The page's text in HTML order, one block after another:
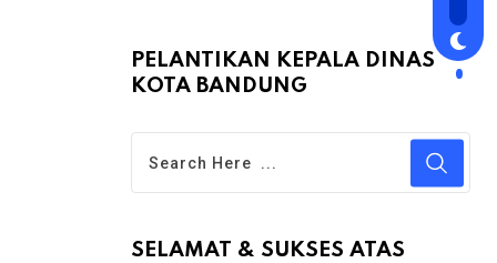
PELANTIKAN KEPALA DINAS
KOTA BANDUNG
SELAMAT & SUKSES ATAS